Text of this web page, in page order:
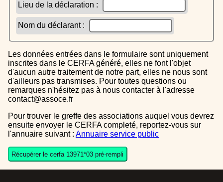
Lieu de la déclaration :
Nom du déclarant :
Les données entrées dans le formulaire sont uniquement
inscrites dans le CERFA généré, elles ne font l'objet
d'aucun autre traitement de notre part, elles ne nous sont
d'ailleurs pas transmises. Pour toutes questions ou
remarques n'hésitez pas à nous contacter à l'adresse
contact@assoce.fr
Pour trouver le greffe des associations auquel vous devrez
ensuite envoyer le CERFA completé, reportez-vous sur
l'annuaire suivant : Annuaire service public
Récupérer le cerfa 13971*03 pré-rempli